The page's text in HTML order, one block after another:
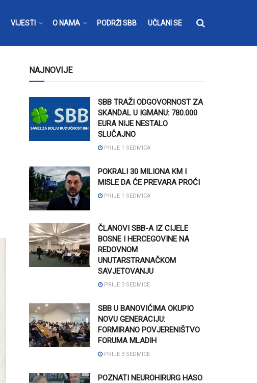
VIJESTI O NAMA PODRŽI SBB UČLANI SE
NAJNOVIJE
SBB TRAŽI ODGOVORNOST ZA
SKANDAL U IGMANU: 780.000
EURA NIJE NESTALO
SLUČAJNO
PRIJE 1 SEDMICA
POKRALI 30 MILIONA KM I
MISLE DA ĆE PREVARA PROĆI
PRIJE 1 SEDMICA
ČLANOVI SBB-A IZ CIJELE
BOSNE I HERCEGOVINE NA
REDOVNOM
UNUTARSTRANAČKOM
SAVJETOVANJU
PRIJE 3 SEDMICE
SBB U BANOVIĆIMA OKUPIO
NOVU GENERACIJU:
FORMIRANO POVJERENIŠTVO
FORUMA MLADIH
PRIJE 3 SEDMICE
POZNATI NEUROHIRURG HASO